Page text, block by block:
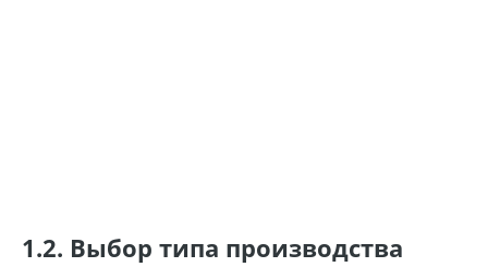
1.2. Выбор типа производства